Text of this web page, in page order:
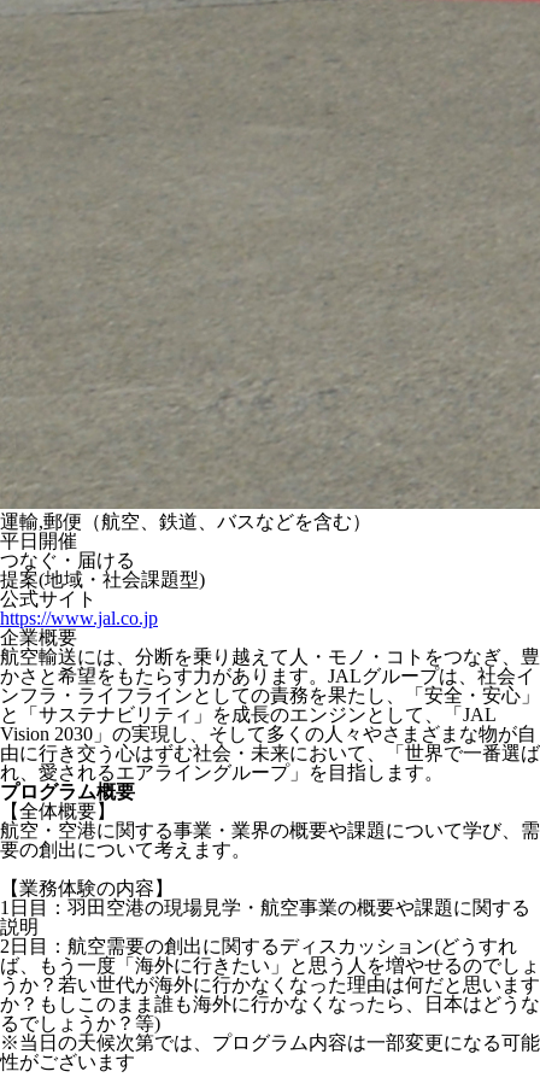
運輸,郵便（航空、鉄道、バスなどを含む）
平日開催
つなぐ・届ける
提案(地域・社会課題型)
公式サイト
https://www.jal.co.jp
企業概要
航空輸送には、分断を乗り越えて人・モノ・コトをつなぎ、豊
かさと希望をもたらす力があります。JALグループは、社会イ
ンフラ・ライフラインとしての責務を果たし、「安全・安心」
と「サステナビリティ」を成長のエンジンとして、「JAL
Vision 2030」の実現し、そして多くの人々やさまざまな物が自
由に行き交う心はずむ社会・未来において、「世界で一番選ば
れ、愛されるエアライングループ」を目指します。
プログラム概要
【全体概要】
航空・空港に関する事業・業界の概要や課題について学び、需
要の創出について考えます。
【業務体験の内容】
1日目：羽田空港の現場見学・航空事業の概要や課題に関する
説明
2日目：航空需要の創出に関するディスカッション(どうすれ
ば、もう一度「海外に行きたい」と思う人を増やせるのでしょ
うか？若い世代が海外に行かなくなった理由は何だと思います
か？もしこのまま誰も海外に行かなくなったら、日本はどうな
るでしょうか？等)
※当日の天候次第では、プログラム内容は一部変更になる可能
性がございます